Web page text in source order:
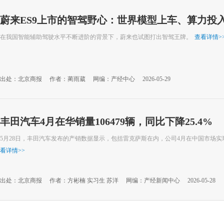
蔚来ES9上市的智驾野心：世界模型上车、算力投
在我国智能辅助驾驶水平不断进阶的背景下，蔚来也试图打出智驾王牌。 查看详情
出处：北京商报 作者：蔺雨葳 网编：产经中心 2026-05-29
丰田汽车4月在华销量106479辆，同比下降25.4%
5月28日，丰田汽车发布的产销数据显示，包括雷克萨斯在内，公司4月在中国市场实
看详情>>
出处：北京商报 作者：方彬楠 实习生 苏洋 网编：产经新闻中心 2026-05-28